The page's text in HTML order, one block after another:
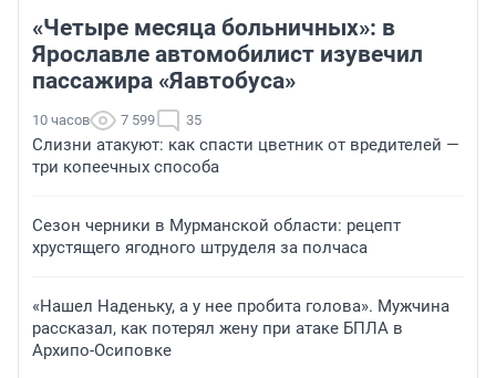
«Четыре месяца больничных»: в
Ярославле автомобилист изувечил
пассажира «Яавтобуса»
10 часов 7 599 35
Слизни атакуют: как спасти цветник от вредителей —
три копеечных способа
Сезон черники в Мурманской области: рецепт
хрустящего ягодного штруделя за полчаса
«Нашел Наденьку, а у нее пробита голова». Мужчина
рассказал, как потерял жену при атаке БПЛА в
Архипо-Осиповке